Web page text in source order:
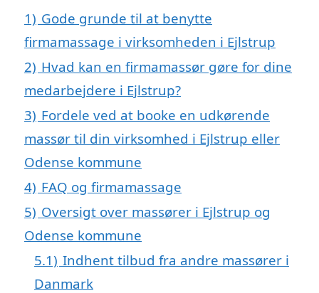
1) Gode grunde til at benytte
firmamassage i virksomheden i Ejlstrup
2) Hvad kan en firmamassør gøre for dine
medarbejdere i Ejlstrup?
3) Fordele ved at booke en udkørende
massør til din virksomhed i Ejlstrup eller
Odense kommune
4) FAQ og firmamassage
5) Oversigt over massører i Ejlstrup og
Odense kommune
5.1) Indhent tilbud fra andre massører i
Danmark